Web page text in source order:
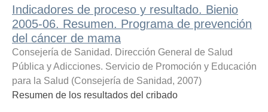
Indicadores de proceso y resultado. Bienio
2005-06. Resumen. Programa de prevención
del cáncer de mama
Consejería de Sanidad. Dirección General de Salud
Pública y Adicciones. Servicio de Promoción y Educación
para la Salud (Consejería de Sanidad, 2007)
Resumen de los resultados del cribado